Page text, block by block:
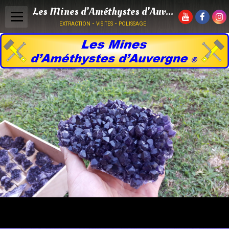
Les Mines d'Améthystes d'Auvergne
extraction - visites - polissage